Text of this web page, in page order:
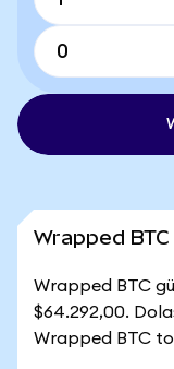
Wrapped
Wrapped BTC
$64.292,00.
Wrapped BTC